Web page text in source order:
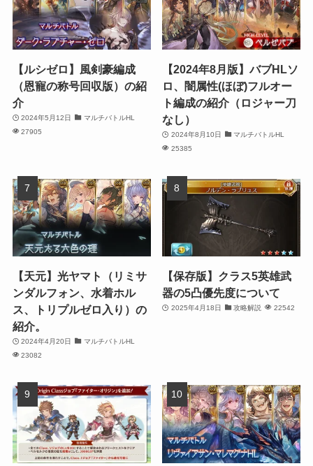
【ルシゼロ】風剣豪編成
（恩寵の称号回収版）の紹
介
2024年5月12日
マルチバトルHL
27905
【2024年8月版】バブHLソ
ロ、闇属性(ほぼ)フルオー
ト編成の紹介（ロジャー刀
なし）
2024年8月10日
マルチバトルHL
25385
【天元】光ヤマト（リミサ
ンダルフォン、水着ホル
ス、トリプルゼロ入り）の
紹介。
2024年4月20日
マルチバトルHL
23082
【保存版】クラス5英雄武
器の5凸優先度について
2025年4月18日 攻略解説 22542